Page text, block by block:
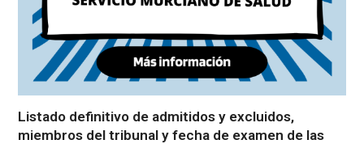
Listado definitivo de admitidos y excluidos,
miembros del tribunal y fecha de examen de las